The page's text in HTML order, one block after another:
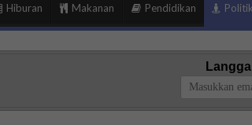
Hiburan Makanan Pendidikan Politik